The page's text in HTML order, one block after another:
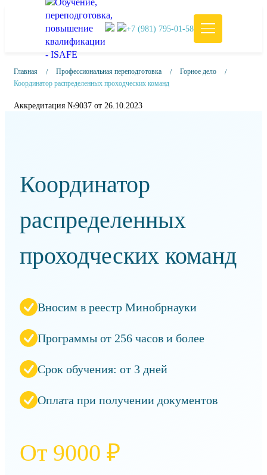
+7 (981) 795-01-58
Главная Профессиональная переподготовка
Горное дело
Координатор распределенных проходческих команд
Аккредитация №9037 от 26.10.2023
Координатор
распределенных
проходческих команд
Вносим в реестр Минобрнауки
Программы от 256 часов и более
Срок обучения: от 3 дней
Оплата при получении документов
От 9000 ₽